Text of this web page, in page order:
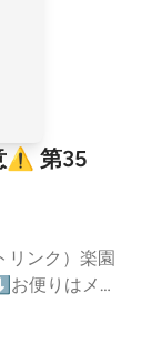
⚠️ 第35
ンク）楽園
お便りはメ
:gameby01